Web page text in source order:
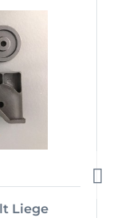
Liege